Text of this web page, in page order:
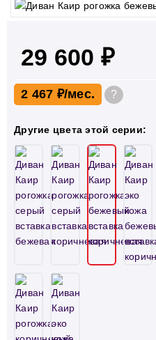
29 600 ₽
2 467 ₽ ?
Другие цвета этой серии: